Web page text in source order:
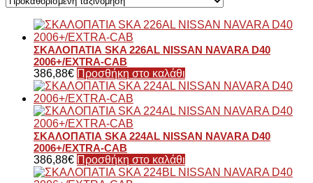
ΣΚΑΛΟΠΑΤΙΑ SKA 226AL NISSAN NAVARA D40
2006+/EXTRA-CAB
386,88€ Προσθήκη στο καλάθι
ΣΚΑΛΟΠΑΤΙΑ SKA 224AL NISSAN NAVARA D40
2006+/EXTRA-CAB
386,88€ Προσθήκη στο καλάθι